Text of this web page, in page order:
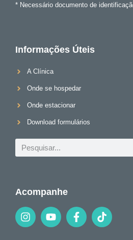
* Necessário documento de
Informações Úteis
A Clínica
Onde se hospedar
Onde estacionar
Download formulários
Acompanhe